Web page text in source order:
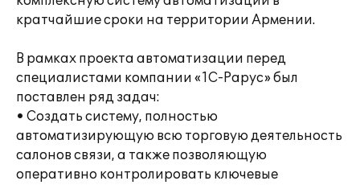
кратчайшие сроки на территории Армении.
В рамках проекта автоматизации перед
специалистами компании «1С-Рарус» был
поставлен ряд задач:
• Создать систему, полностью
автоматизирующую всю торговую деятельность
салонов связи, а также позволяющую
оперативно контролировать ключевые